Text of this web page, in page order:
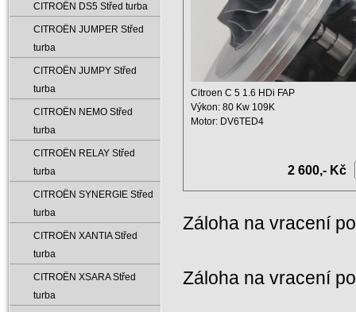
Citroen C 5 1.6 HDi FAP
Výkon: 80 Kw 109K
Motor: DV6TED4
2 600,- Kč
Záloha na vracení
Záloha na vracení
CITROËN DS5 Střed turba
CITROËN JUMPER Střed
turba
CITROËN JUMPY Střed
turba
CITROËN NEMO Střed
turba
CITROËN RELAY Střed
turba
CITROËN SYNERGIE Střed
turba
CITROËN XANTIA Střed
turba
CITROËN XSARA Střed
turba